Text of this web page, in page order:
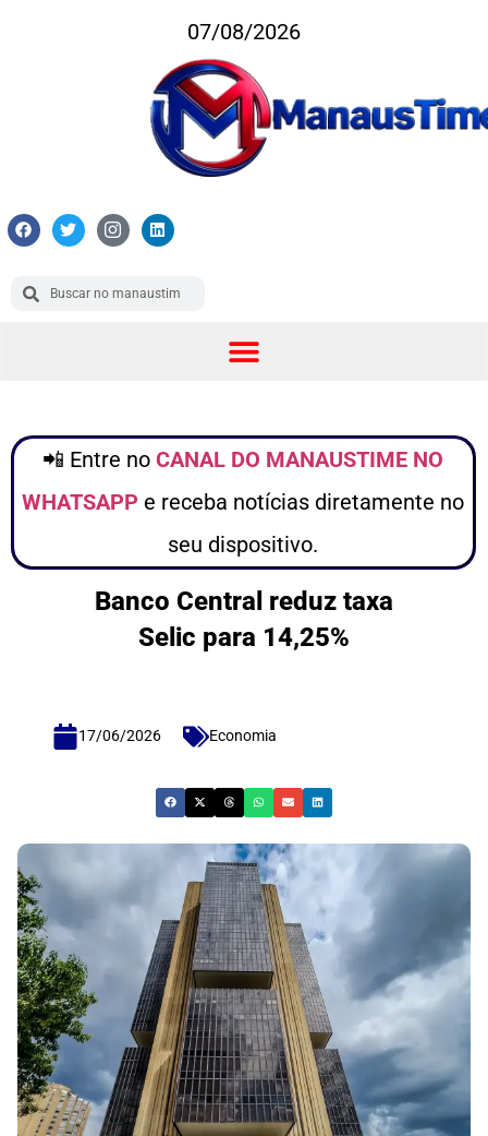
07/08/2026
📲 Entre no CANAL DO MANAUSTIME NO
WHATSAPP e receba notícias diretamente no
seu dispositivo.
Banco Central reduz taxa
Selic para 14,25%
17/06/2026 Economia